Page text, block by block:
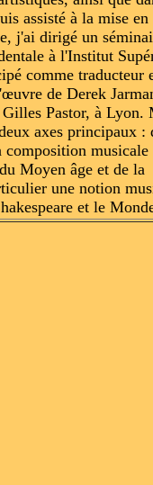
assisté à la mise en
j'ai dirigé un
à l'Institut
comme traducteur
de Derek
Gilles Pastor, à Lyon.
axes principaux :
composition musicale
Moyen âge et de la
une notion
et le